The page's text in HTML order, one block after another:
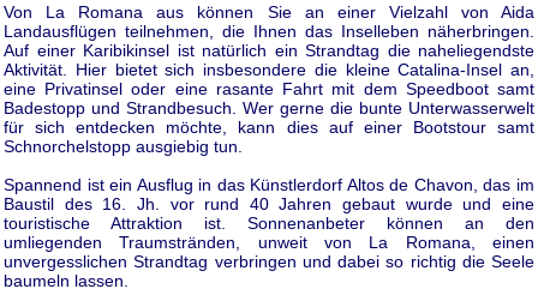
Von La Romana aus können Sie an einer Vielzahl von Aida
Landausflügen teilnehmen, die Ihnen das Inselleben näherbringen.
Auf einer Karibikinsel ist natürlich ein Strandtag die naheliegendste
Aktivität. Hier bietet sich insbesondere die kleine Catalina-Insel an,
eine Privatinsel oder eine rasante Fahrt mit dem Speedboot samt
Badestopp und Strandbesuch. Wer gerne die bunte Unterwasserwelt
für sich entdecken möchte, kann dies auf einer Bootstour samt
Schnorchelstopp ausgiebig tun.
Spannend ist ein Ausflug in das Künstlerdorf Altos de Chavon, das im
Baustil des 16. Jh. vor rund 40 Jahren gebaut wurde und eine
touristische Attraktion ist. Sonnenanbeter können an den
umliegenden Traumstränden, unweit von La Romana, einen
unvergesslichen Strandtag verbringen und dabei so richtig die Seele
baumeln lassen.